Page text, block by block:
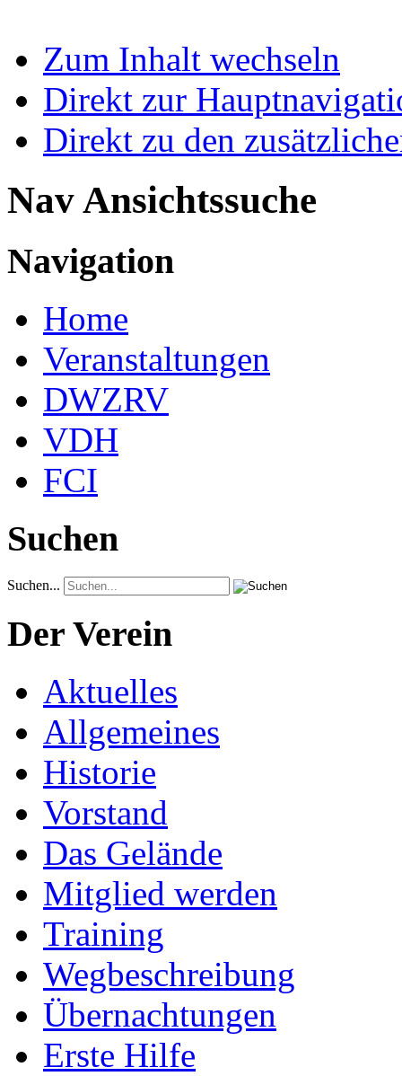
Zum Inhalt wechseln
Direkt zur
Direkt zu den
Nav Ansichtssuche
Navigation
Home
Veranstaltungen
DWZRV
VDH
FCI
Suchen
Suchen...
Der Verein
Aktuelles
Allgemeines
Historie
Vorstand
Das Gelände
Mitglied werden
Training
Wegbeschreibung
Übernachtungen
Erste Hilfe